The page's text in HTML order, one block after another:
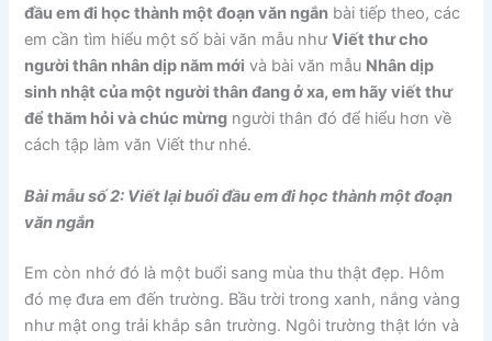
đầu em đi học thành một đoạn văn ngắn bài tiếp theo, các
em cần tìm hiểu một số bài văn mẫu nhưViết thư cho
người thân nhân dịp năm mới và bài văn mẫu Nhân dịp
sinh nhật của một người thân đang ở xa, em hãy viết thư
để thăm hỏi và chúc mừng người thân đó để hiểu hơn về
cách tập làm văn Viết thư nhé.
Bài mẫu số 2: Viết lại buổi đầu em đi học thành một đoạn
văn ngắn
Em còn nhớ đó là một buổi sang mùa thu thật đẹp. Hôm
đó mẹ đưa em đến trường. Bầu trời trong xanh, nắng vàng
như mật ong trải khắp sân trường. Ngôi trường thật lớn và